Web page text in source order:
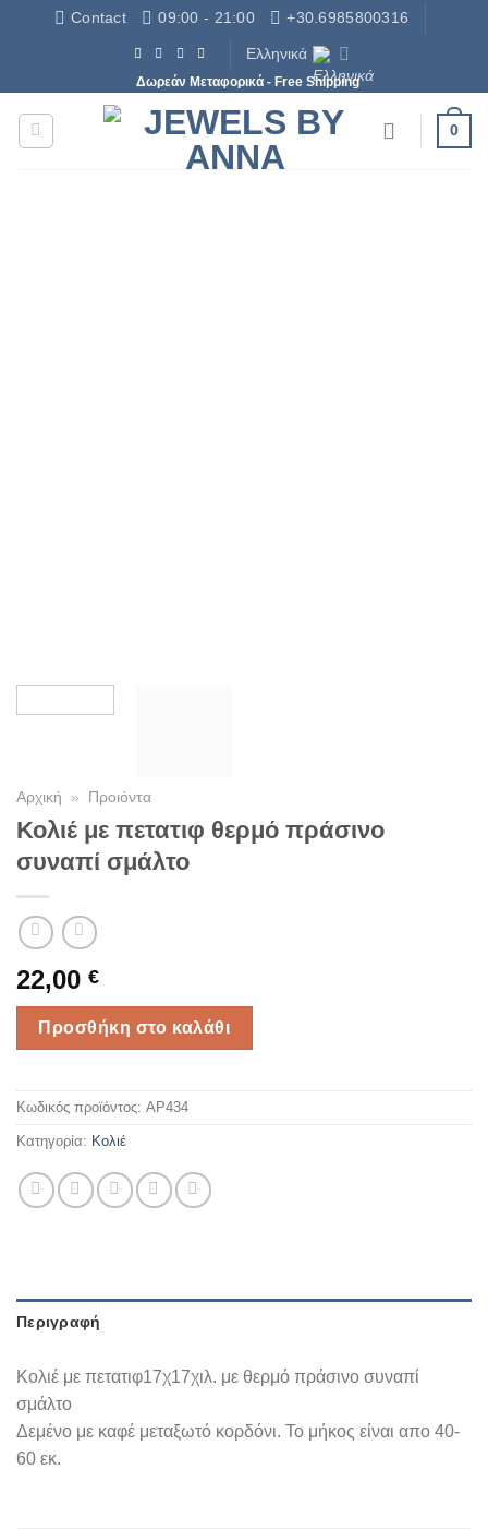
ΜετάβασηContact 09:00 - 21:00 +30.6985800316
Ελληνικά
Δωρεάν Μεταφορικά - Free Shipping
0
Αρχική » Προιόντα
Κολιέ με πετατιφ θερμό πράσινο
συναπί σμάλτο
22,00 €
Προσθήκη στο καλάθι
Κωδικός προϊόντος: AP434
Κατηγορία: Κολιέ
Περιγραφή
Κολιέ με πετατιφ17χ17χιλ. με θερμό πράσινο συναπί
σμάλτο
Δεμένο με καφέ μεταξωτό κορδόνι. Το μήκος είναι απο 40-
60 εκ.